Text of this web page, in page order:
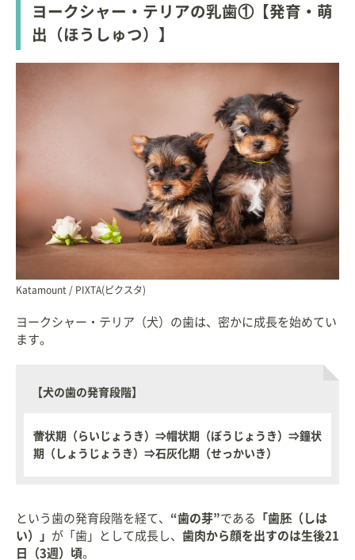
◇帝京科学大学 生命環境学部 アニマルサイエンス学
科非常勤講師（2012年～）
非常勤講師（2013年～）
「基礎から学ぶ小動物の歯科診療 Vol.1」interzoo
「基礎から学ぶ小動物の歯科診療 Vol.2」interzoo
ヨークシャー・テリアの乳歯①【発育・萌
出（ほうしゅつ）】
Katamount / PIXTA(ピクスタ)
ヨークシャー・テリア（犬）の歯は、密かに成長を始めてい
ます。
【犬の歯の発育段階】
蕾状期（らいじょうき）⇒帽状期（ぼうじょうき）⇒鐘状
期（しょうじょうき）⇒石灰化期（せっかいき）
という歯の発育段階を経て、 “歯の芽”である
「歯胚（しは
い）」 が「歯」として成長し、 歯肉から顔を出すのは生後21
日（3週）頃。